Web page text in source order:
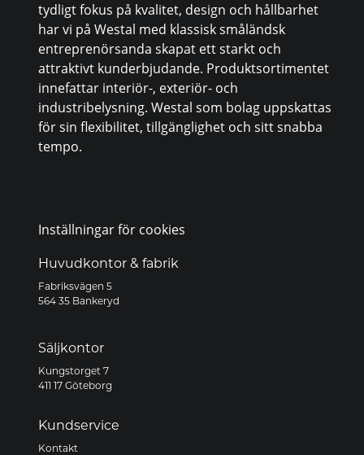
tydligt fokus på kvalitet, design och hållbarhet
har vi på Westal med klassisk småländsk
entreprenörsanda skapat ett starkt och
attraktivt kunderbjudande. Produktsortimentet
innefattar interiör-, exteriör- och
industribelysning. Westal som bolag uppskattas
för sin flexibilitet, tillgänglighet och sitt snabba
tempo.
Inställningar för cookies
Huvudkontor & fabrik
Fabriksvägen 5
564 35 Bankeryd
Säljkontor
Kungstorget 7
411 17 Göteborg
Kundservice
Kontakt